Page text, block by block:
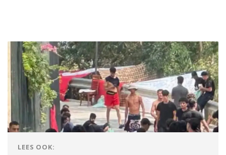
LEES OOK: